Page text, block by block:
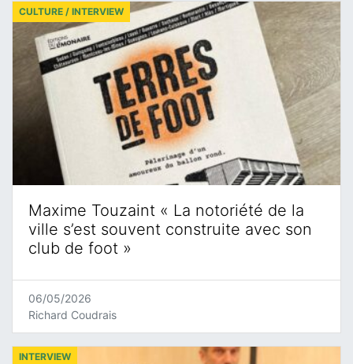
Maxime Touzaint « La notoriété de la
ville s’est souvent construite avec son
club de foot »
CULTURE / INTERVIEW
06/05/2026
Richard Coudrais
INTERVIEW